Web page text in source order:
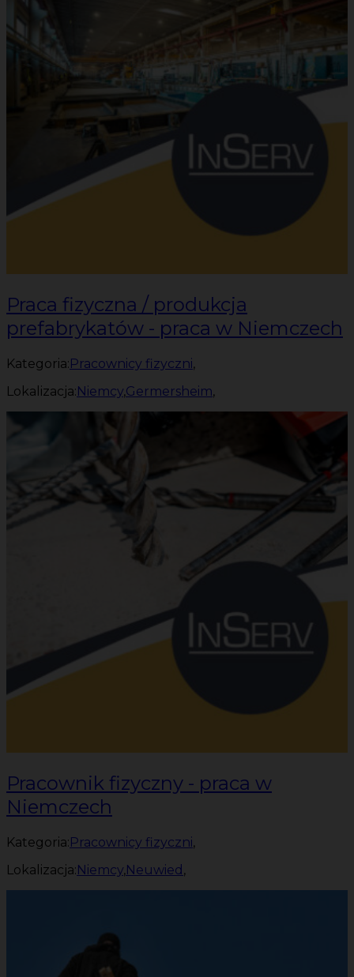
Praca fizyczna / produkcja
prefabrykatów - praca w Niemczech
Kategoria: Pracownicy fizyczni,
Lokalizacja: Niemcy,Germersheim,
Pracownik fizyczny - praca w
Niemczech
Kategoria:Pracownicy fizyczni,
Lokalizacja:Niemcy,Neuwied ,